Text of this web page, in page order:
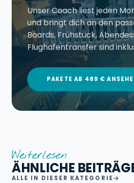
Unser Coach liest jeden
und bringt dich an den
Boards, Frühstück,
Flughafentransfer sind
PAKETE AB 489 €
Weiterlesen
ÄHNLICHE
ALLE IN DIESER KATEGORIE